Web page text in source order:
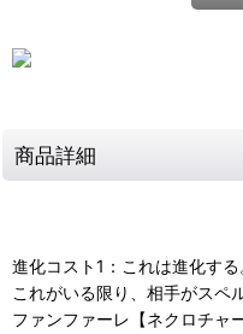
商品詳細
進化コスト1：これは進化する
これがいる限り、相手がスペ
ファンファーレ【ネクロチャ